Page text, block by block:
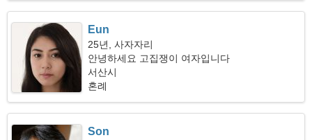
Eun
25년, 사자자리
안녕하세요 고집쟁이 여자입니다
서산시
혼례
Son